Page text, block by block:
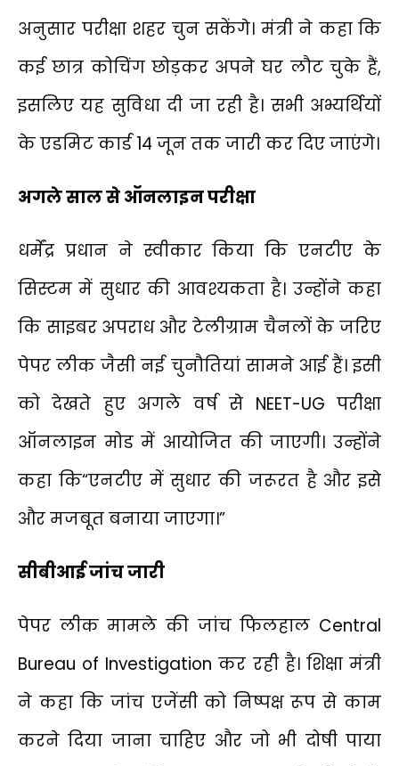
अनुसार परीक्षा शहर चुन सकेंगे। मंत्री ने कहा कि
कई छात्र कोचिंग छोड़कर अपने घर लौट चुके हैं,
इसलिए यह सुविधा दी जा रही है। सभी अभ्यर्थियों
के एडमिट कार्ड 14 जून तक जारी कर दिए जाएंगे।
अगले साल से ऑनलाइन परीक्षा
धर्मेंद्र प्रधान ने स्वीकार किया कि एनटीए के
सिस्टम में सुधार की आवश्यकता है। उन्होंने कहा
कि साइबर अपराध और टेलीग्राम चैनलों के जरिए
पेपर लीक जैसी नई चुनौतियां सामने आई हैं। इसी
को देखते हुए अगले वर्ष से NEET-UG परीक्षा
ऑनलाइन मोड में आयोजित की जाएगी। उन्होंने
कहा कि“एनटीए में सुधार की जरूरत है और इसे
और मजबूत बनाया जाएगा।”
सीबीआई जांच जारी
पेपर लीक मामले की जांच फिलहाल Central
Bureau of Investigation कर रही है। शिक्षा मंत्री
ने कहा कि जांच एजेंसी को निष्पक्ष रूप से काम
करने दिया जाना चाहिए और जो भी दोषी पाया